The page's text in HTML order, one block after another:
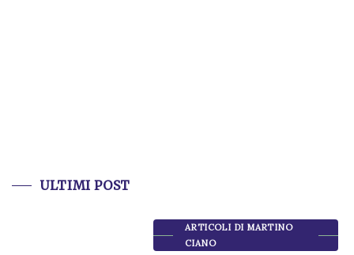
ULTIMI POST
ARTICOLI DI MARTINO
CIANO